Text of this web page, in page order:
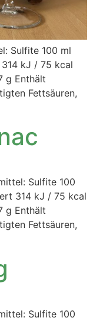
Sulfite 100 ml
kJ / 75 kcal
g Enthält
Fettsäuren,
Sulfite 100
314 kJ / 75 kcal
g Enthält
Fettsäuren,
Sulfite 100